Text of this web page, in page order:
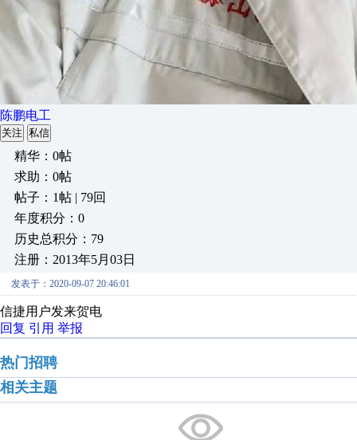
陈鹏电工
关注 私信
精华：0帖
求助：0帖
帖子：1帖 | 79回
年度积分：0
历史总积分：79
注册：2013年5月03日
发表于：2020-09-07 20:46:01
信捷用户发来贺电
回复 引用 举报
热门招聘
相关主题